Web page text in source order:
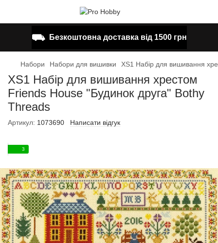
⛟ Безкоштовна доставка від 1500 грн
Набори Набори для вишивки XS1 Набір для вишивання
XS1 Набір для вишивання хрестом
Friends House "Будинок друга" Bothy
Threads
Артикул: 1073690 Написати відгук
3